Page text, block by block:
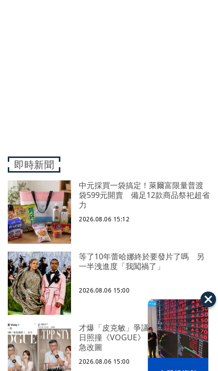
即時新聞
中元採買一袋搞定！萊爾富限量普渡
袋599元開賣 備足12款商品祭祀超省
力
2026.08.06 15:12
等了10年蕾哈娜終於要發片了嗎 另
一半洩進度「我闖禍了」
2026.08.06 15:00
才爆「皮克敏」爭議又來！柯文哲生
日照撞《VOGUE》 陳智菡遭轟侵權
急改圖
2026.08.06 15:00